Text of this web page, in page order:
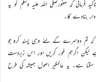
کہ حضورصلی اللہ علیہ وسلم کو یہ
دار بنادے گا۔
کہ تم دوسرے کے لئے وہی پسند کرو جو
اگرہم غور کریں اور اس زبردست
سکتا ہے۔ یہ عالمگیر اصول ہمیشہ کی طرح